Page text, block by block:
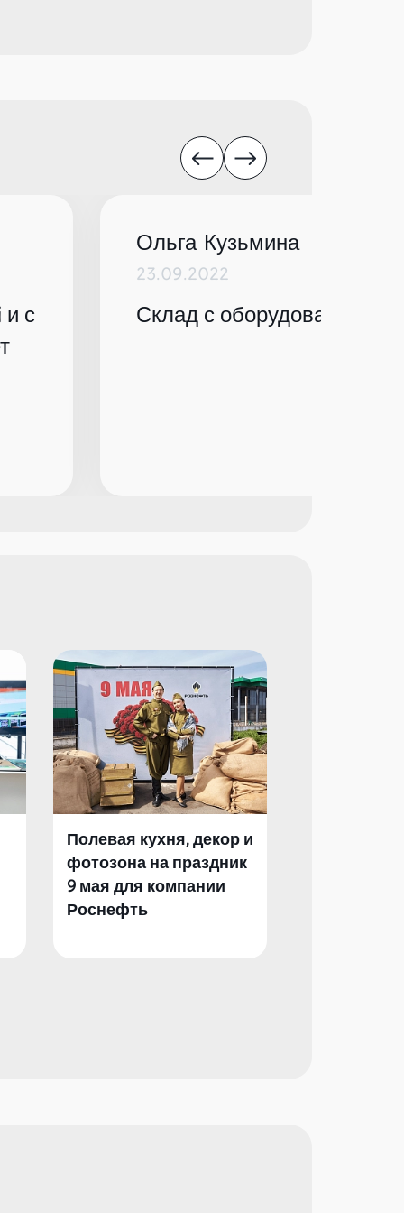
и с
Ольга Кузьмина
23.09.2022
Склад с оборудованием
Полевая кухня, декор и
фотозона на праздник
9 мая для компании
Роснефть